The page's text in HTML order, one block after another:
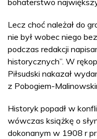
Lecz choć należał do
nie był wobec niego
podczas redakcji
historycznych”. W
Piłsudski nakazał
z Pobogiem-
Historyk popadł w
wówczas książkę o
dokonanym w 1908 r